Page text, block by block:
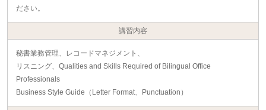
ださい。
講習内容
秘書業務管理、レコードマネジメント、
リスニング、Qualities and Skills Required of Bilingual Office
Professionals
Business Style Guide（Letter Format、Punctuation）